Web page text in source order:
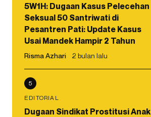
5W1H: Dugaan Kasus Pelecehan
Seksual 50 Santriwati di
Pesantren Pati: Update Kasus
Usai Mandek Hampir 2 Tahun
Risma Azhari 2 bulan lalu
5
EDITORIAL
Dugaan Sindikat Prostitusi Anak